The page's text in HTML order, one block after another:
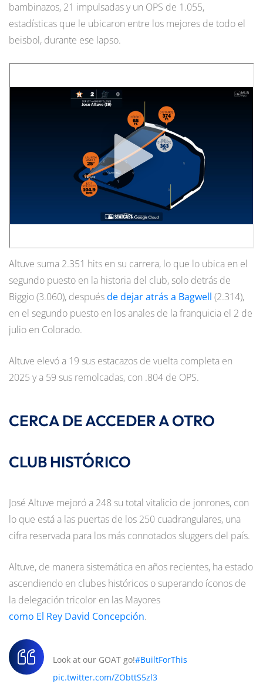
bambinazos, 21 impulsadas y un OPS de 1.055,
estadísticas que le ubicaron entre los mejores de todo el
beisbol, durante ese lapso.
Altuve suma 2.351 hits en su carrera, lo que lo ubica en el
segundo puesto en la historia del club, solo detrás de
Biggio (3.060), despuésde dejar atrás a Bagwell (2.314),
en el segundo puesto en los anales de la franquicia el 2 de
julio en Colorado.
Altuve elevó a 19 sus estacazos de vuelta completa en
2025 y a 59 sus remolcadas, con .804 de OPS.
CERCA DE ACCEDER A OTRO
CLUB HISTÓRICO
José Altuve mejoró a 248 su total vitalicio de jonrones, con
lo que está a las puertas de los 250 cuadrangulares, una
cifra reservada para los más connotados sluggers del país.
Altuve, de manera sistemática en años recientes, ha estado
ascendiendo en clubes históricos o superando íconos de
la delegación tricolor en las Mayores
como El Rey David Concepción.
Look at our GOAT go!#BuiltForThis
pic.twitter.com/ZObttS5zl3